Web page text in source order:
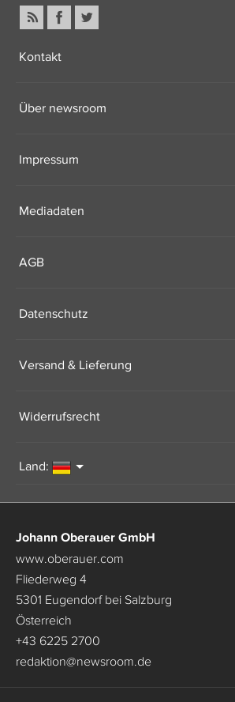
Kontakt
Über newsroom
Impressum
Mediadaten
AGB
Datenschutz
Versand & Lieferung
Widerrufsrecht
Land:
Johann Oberauer GmbH
www.oberauer.com
Fliederweg 4
5301 Eugendorf bei Salzburg
Österreich
+43 6225 2700
redaktion@newsroom.de